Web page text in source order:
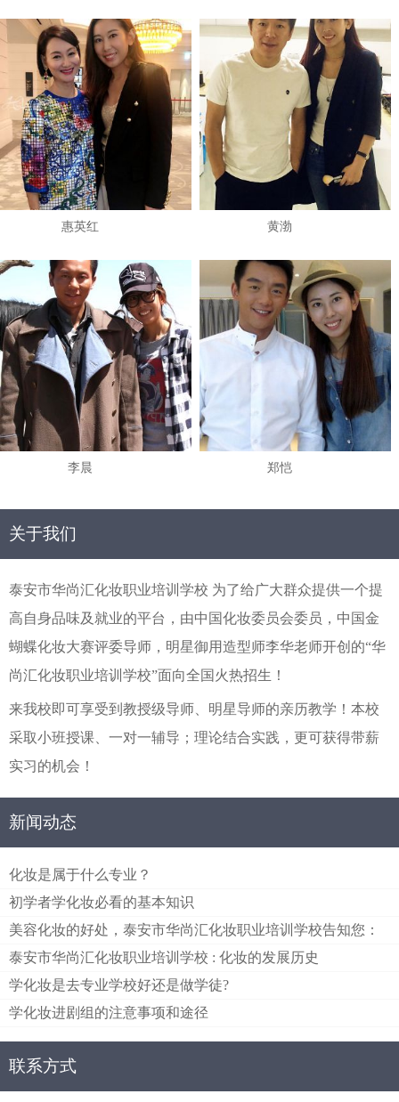
惠英红 黄渤
李晨 郑恺
关于我们
泰安市华尚汇化妆职业培训学校 为了给广大群众提供一个提
高自身品味及就业的平台，由中国化妆委员会委员，中国金
蝴蝶化妆大赛评委导师，明星御用造型师李华老师开创的“华
尚汇化妆职业培训学校”面向全国火热招生！
来我校即可享受到教授级导师、明星导师的亲历教学！本校
采取小班授课、一对一辅导；理论结合实践，更可获得带薪
实习的机会！
新闻动态
化妆是属于什么专业？
初学者学化妆必看的基本知识
美容化妆的好处，泰安市华尚汇化妆职业培训学校告知您：
泰安市华尚汇化妆职业培训学校 : 化妆的发展历史
学化妆是去专业学校好还是做学徒?
学化妆进剧组的注意事项和途径
联系方式